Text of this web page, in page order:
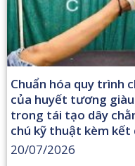
Chuẩn hóa quy trình
của huyết tương
trong tái tạo dây
chú kỹ thuật kèm kết
20/07/2026